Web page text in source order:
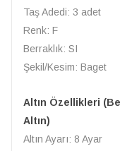
Taş Adedi: 3 adet
Renk: F
Berraklık: SI
Şekil/Kesim: Baget
Altın Özellikleri
Altın)
Altın Ayarı: 8 Ayar